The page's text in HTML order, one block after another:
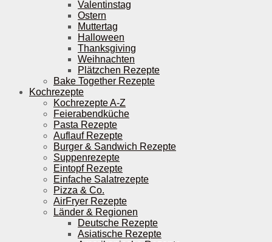
Valentinstag
Ostern
Muttertag
Halloween
Thanksgiving
Weihnachten
Plätzchen Rezepte
Bake Together Rezepte
Kochrezepte
Kochrezepte A-Z
Feierabendküche
Pasta Rezepte
Auflauf Rezepte
Burger & Sandwich Rezepte
Suppenrezepte
Eintopf Rezepte
Einfache Salatrezepte
Pizza & Co.
AirFryer Rezepte
Länder & Regionen
Deutsche Rezepte
Asiatische Rezepte